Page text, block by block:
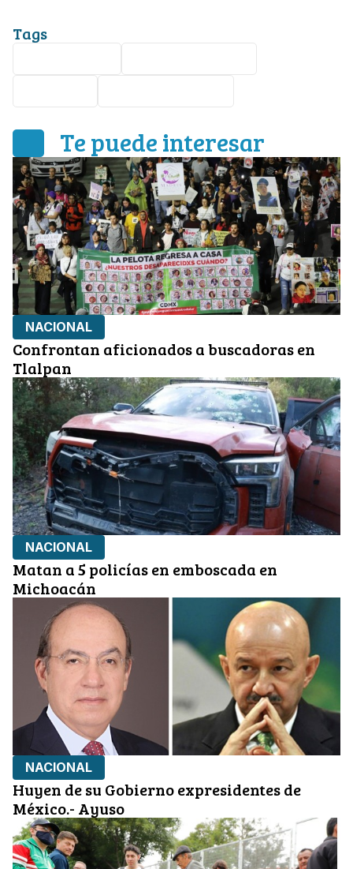
Tags
Te puede interesar
NACIONAL
Confrontan aficionados a buscadoras en
Tlalpan
NACIONAL
Matan a 5 policías en emboscada en
Michoacán
NACIONAL
Huyen de su Gobierno expresidentes de
México.- Ayuso